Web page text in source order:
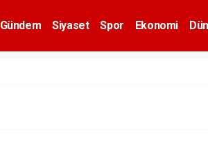
Gündem Siyaset Spor Ekonomi